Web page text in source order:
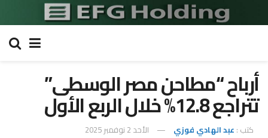
أرباح “مطاحن مصر الوسطى”
تتراجع 12.8% خلال الربع الأول
كتب : عبد الهادي فوزي الأحد 2 نوفمبر 2025